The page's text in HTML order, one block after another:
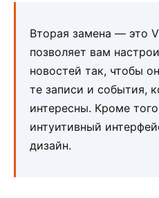
Вторая замена — это
позволяет вам
новостей так, чтобы
те записи и события,
интересны. Кроме
интуитивный
дизайн.